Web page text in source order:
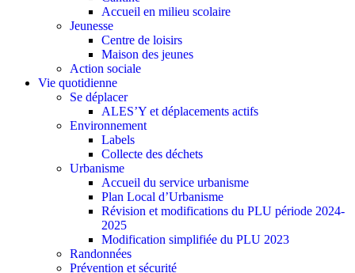
Accueil en milieu scolaire
Jeunesse
Centre de loisirs
Maison des jeunes
Action sociale
Vie quotidienne
Se déplacer
ALES’Y et déplacements actifs
Environnement
Labels
Collecte des déchets
Urbanisme
Accueil du service urbanisme
Plan Local d’Urbanisme
Révision et modifications du PLU période 2024-
2025
Modification simplifiée du PLU 2023
Randonnées
Prévention et sécurité